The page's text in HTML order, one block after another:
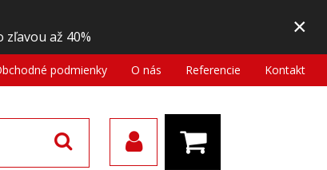
až 40% ×
podmienky O nás Referencie Kontakt